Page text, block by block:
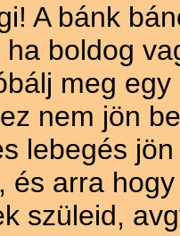
A bánk
boldog
meg
nem jön
lebegés
és arra
szüleid,